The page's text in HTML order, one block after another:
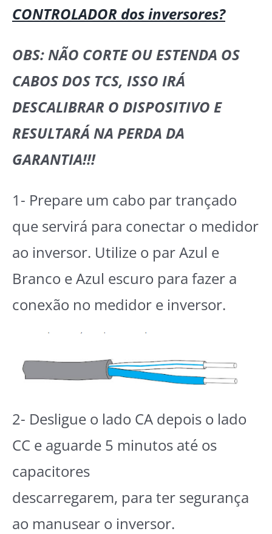
CONTROLADOR dos inversores?
OBS: NÃO CORTE OU ESTENDA OS
CABOS DOS TCS, ISSO IRÁ
DESCALIBRAR O DISPOSITIVO E
RESULTARÁ NA PERDA DA
GARANTIA!!!
1- Prepare um cabo par trançado
que servirá para conectar o medidor
ao inversor. Utilize o par Azul e
Branco e Azul escuro para fazer a
conexão no medidor e inversor.
2- Desligue o lado CA depois o lado
CC e aguarde 5 minutos até os
capacitores
descarregarem, para ter segurança
ao manusear o inversor.